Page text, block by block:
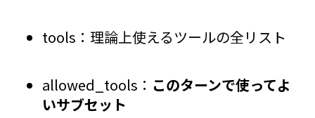
tools：理論上使えるツールの全リスト
allowed_tools： このターンで使ってよ
いサブセット